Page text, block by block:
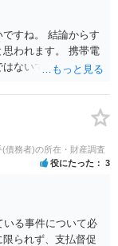
すね。 結論からす
われます。 携帯電
ないですが、発生
士費用の方がかさ
ャンセルされた腹い
証明」という言葉を
以上、ゼロとは言え
(債務者)の所在・財産調査
役にたった 3
いる事件について必
られず、支払督促